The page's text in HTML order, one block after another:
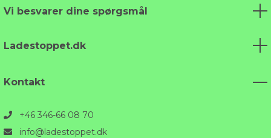
Vi besvarer dine spørgsmål
Ladestoppet.dk
Kontakt
+46 346-66 08 70
info@ladestoppet.dk